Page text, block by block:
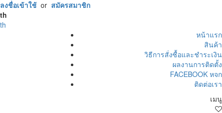
ลงชื่อเข้าใช้ or สมัครสมาชิก
th
th
หน้าแรก
สินค้า
วิธีการสั่งซื้อและชำระเงิน
ผลงานการติดตั้ง
FACEBOOK หจก
ติดต่อเรา
เมนู